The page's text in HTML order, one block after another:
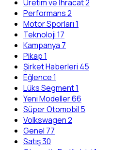
Üretim ve İhracat2
Performans2
Motor Sporları1
Teknoloji17
Kampanya 7
Pikap1
Şirket Haberleri 45
Eğlence1
Lüks Segment1
Yeni Modeller66
Süper Otomobil 5
Volkswagen2
Genel 77
Satış30